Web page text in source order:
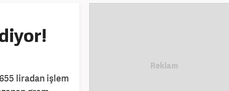
liradan işlem